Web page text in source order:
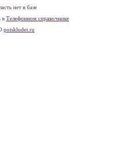
нет в базе
в Телефонном справочнике
poiskludei.ru